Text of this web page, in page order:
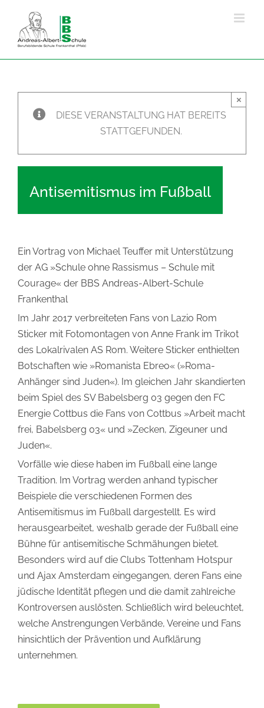
springen
DIESE VERANSTALTUNG HAT BEREITS
STATTGEFUNDEN.
×
Antisemitismus im Fußball
Ein Vortrag von Michael Teuffer mit Unterstützung
der AG »Schule ohne Rassismus – Schule mit
Courage« der BBS Andreas-Albert-Schule
Frankenthal
Im Jahr 2017 verbreiteten Fans von Lazio Rom
Sticker mit Fotomontagen von Anne Frank im Trikot
des Lokalrivalen AS Rom. Weitere Sticker enthielten
Botschaften wie »Romanista Ebreo« (»Roma-
Anhänger sind Juden«). Im gleichen Jahr skandierten
beim Spiel des SV Babelsberg 03 gegen den FC
Energie Cottbus die Fans von Cottbus »Arbeit macht
frei, Babelsberg 03« und »Zecken, Zigeuner und
Juden«.
Vorfälle wie diese haben im Fußball eine lange
Tradition. Im Vortrag werden anhand typischer
Beispiele die verschiedenen Formen des
Antisemitismus im Fußball dargestellt. Es wird
herausgearbeitet, weshalb gerade der Fußball eine
Bühne für antisemitische Schmähungen bietet.
Besonders wird auf die Clubs Tottenham Hotspur
und Ajax Amsterdam eingegangen, deren Fans eine
jüdische Identität pflegen und die damit zahlreiche
Kontroversen auslösten. Schließlich wird beleuchtet,
welche Anstrengungen Verbände, Vereine und Fans
hinsichtlich der Prävention und Aufklärung
unternehmen.